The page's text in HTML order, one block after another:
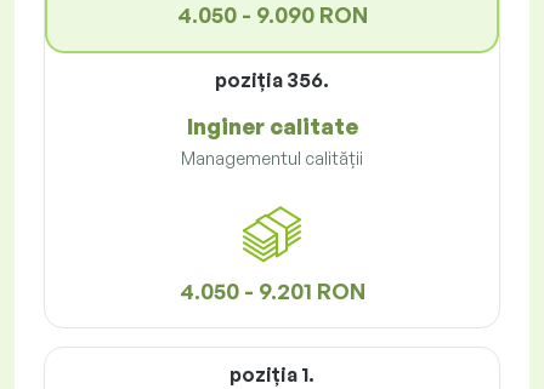
4.050 - 9.090 RON
poziţia 356.
Inginer calitate
Managementul calității
4.050 - 9.201 RON
poziţia 1.